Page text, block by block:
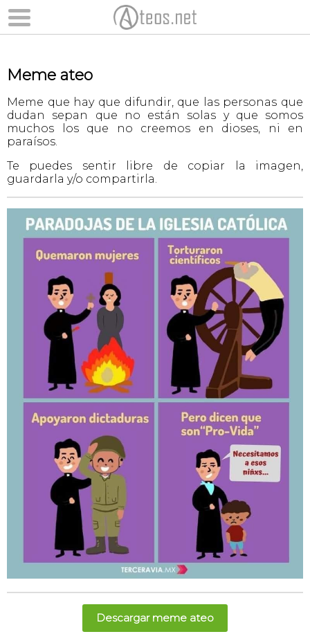
Meme ateo
Meme que hay que difundir, que las personas que
dudan sepan que no están solas y que somos
muchos los que no creemos en dioses, ni en
paraísos.
Te puedes sentir libre de copiar la imagen,
guardarla y/o compartirla.
Descargar meme ateo